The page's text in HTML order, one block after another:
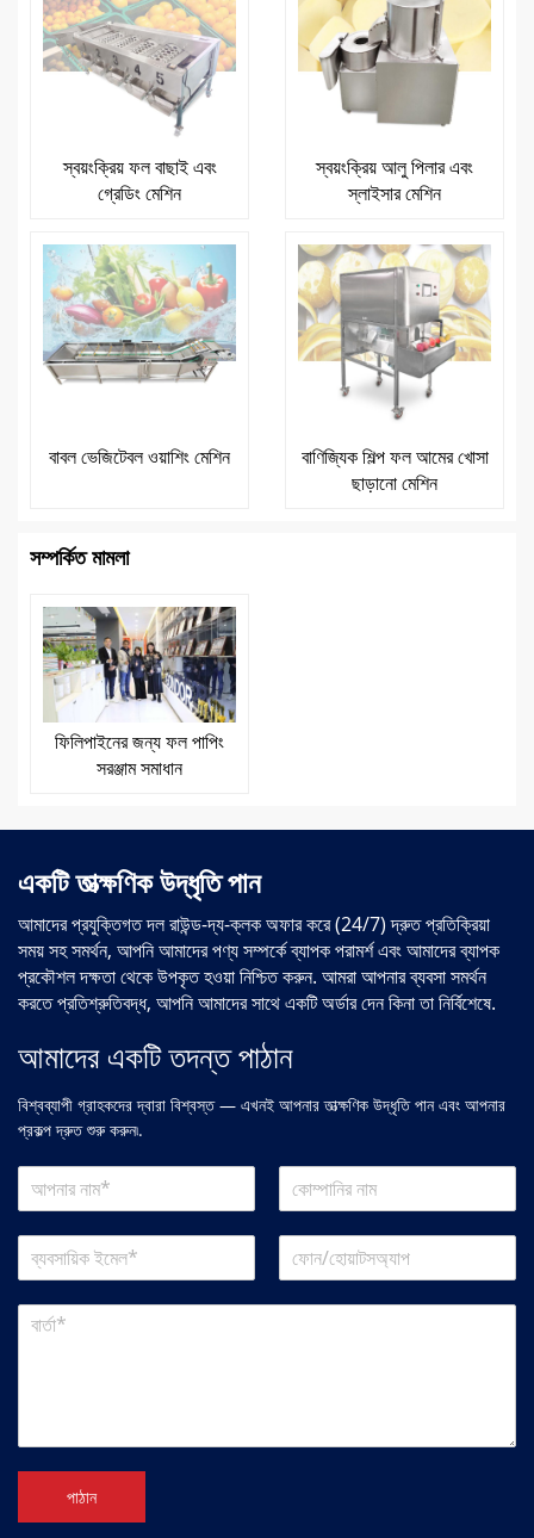
স্বয়ংক্রিয় ফল বাছাই এবং
গ্রেডিং মেশিন
স্বয়ংক্রিয় আলু পিলার এবং
স্লাইসার মেশিন
বাবল ভেজিটেবল ওয়াশিং মেশিন
বাণিজ্যিক শিল্প ফল আমের খোসা
ছাড়ানো মেশিন
সম্পর্কিত মামলা
ফিলিপাইনের জন্য ফল পাপিং
সরঞ্জাম সমাধান
একটি তাত্ক্ষণিক উদ্ধৃতি পান
আমাদের প্রযুক্তিগত দল রাউন্ড-দ্য-ক্লক অফার করে (24/7) দ্রুত প্রতিক্রিয়া
সময় সহ সমর্থন, আপনি আমাদের পণ্য সম্পর্কে ব্যাপক পরামর্শ এবং আমাদের ব্যাপক
প্রকৌশল দক্ষতা থেকে উপকৃত হওয়া নিশ্চিত করুন. আমরা আপনার ব্যবসা সমর্থন
করতে প্রতিশ্রুতিবদ্ধ, আপনি আমাদের সাথে একটি অর্ডার দেন কিনা তা নির্বিশেষে.
আমাদের একটি তদন্ত পাঠান
বিশ্বব্যাপী গ্রাহকদের দ্বারা বিশ্বস্ত — এখনই আপনার তাত্ক্ষণিক উদ্ধৃতি পান এবং আপনার
প্রকল্প দ্রুত শুরু করুন৷.
পাঠান